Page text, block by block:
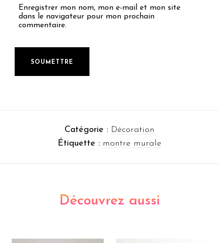
Enregistrer mon nom, mon e-mail et mon site
dans le navigateur pour mon prochain
commentaire.
Catégorie : Décoration
Étiquette : montre murale
Découvrez aussi